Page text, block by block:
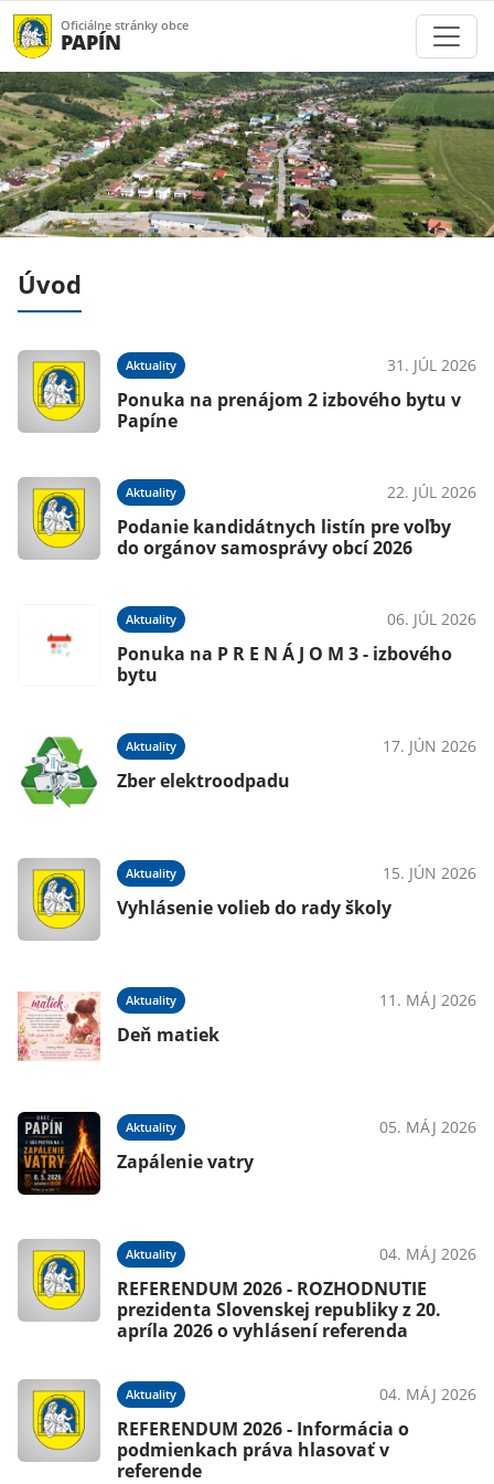
Oficiálne stránky obce
PAPÍN
Úvod
Aktuality 31. JÚL 2026
Ponuka na prenájom 2 izbového bytu v
Papíne
Aktuality 22. JÚL 2026
Podanie kandidátnych listín pre voľby
do orgánov samosprávy obcí 2026
Aktuality 06. JÚL 2026
Ponuka na P R E N Á J O M 3 - izbového
bytu
Aktuality 17. JÚN 2026
Zber elektroodpadu
Aktuality 15. JÚN 2026
Vyhlásenie volieb do rady školy
Aktuality 11. MÁJ 2026
Deň matiek
Aktuality 05. MÁJ 2026
Zapálenie vatry
Aktuality 04. MÁJ 2026
REFERENDUM 2026 - ROZHODNUTIE
prezidenta Slovenskej republiky z 20.
apríla 2026 o vyhlásení referenda
Aktuality 04. MÁJ 2026
REFERENDUM 2026 - Informácia o
podmienkach práva hlasovať v
referende